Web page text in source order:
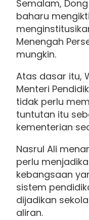
Semalam,
baharu
Menengah
mungkin.
Atas dasar itu,
Menteri
tidak perlu
tuntutan itu
kementerian
Nasrul Ali
perlu
kebangsaan
sistem
dijadikan
aliran.